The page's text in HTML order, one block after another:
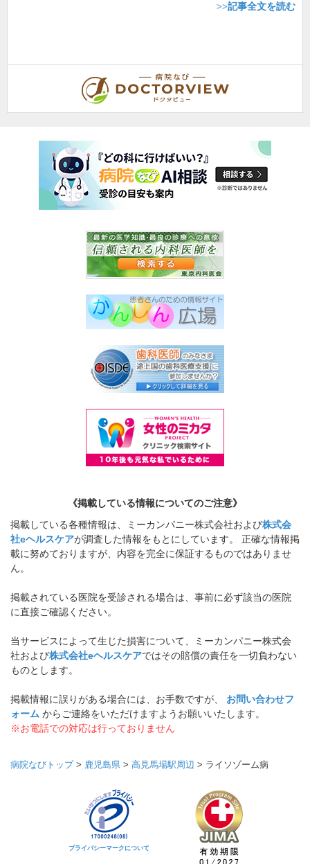
>>記事全文を読む
《掲載している情報についてのご注意》
掲載している各種情報は、ミーカンパニー株式会社および株式会
社eヘルスケアが調査した情報をもとにしています。 正確な情報掲
載に努めておりますが、内容を完全に保証するものではありませ
ん。
掲載されている医院を受診される場合は、事前に必ず該当の医院
に直接ご確認ください。
当サービスによって生じた損害について、ミーカンパニー株式会
社および株式会社eヘルスケアではその賠償の責任を一切負わない
ものとします。
掲載情報に誤りがある場合には、お手数ですが、 お問い合わせフ
ォーム からご連絡をいただけますようお願いいたします。
※お電話での対応は行っておりません
病院なびトップ> 鹿児島県 > 高見馬場駅周辺 > ライソゾーム病
プライバシーマークについて